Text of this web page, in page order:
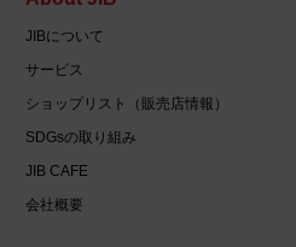
JIBについて
サービス
ショップリスト（販売店情報）
SDGsの取り組み
JIB CAFE
会社概要